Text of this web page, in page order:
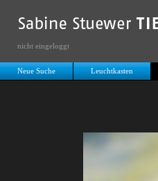
Neue Suche Leuchtkasten
nicht eingeloggt